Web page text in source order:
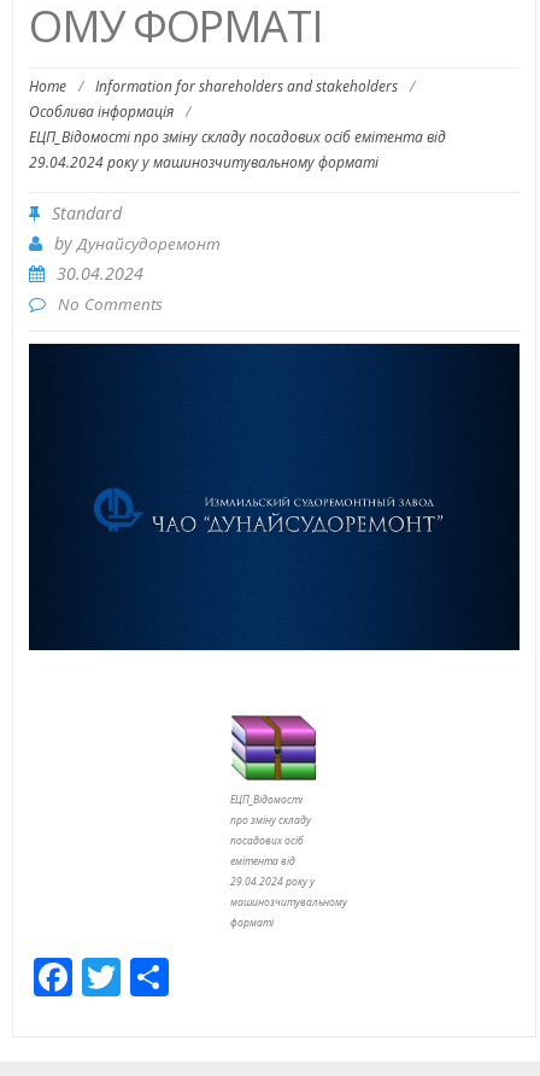
ОМУ ФОРМАТІ
Home / Information for shareholders and stakeholders /
Особлива інформація /
ЕЦП_Відомості про зміну складу посадових осіб емітента від
29.04.2024 року у машинозчитувальному форматі
Standard
byДунайсудоремонт
30.04.2024
No Comments
ЕЦП_Відомості
про зміну складу
посадових осіб
емітента від
29.04.2024 року у
машинозчитувальному
форматі
Facebook
Twitter
Share